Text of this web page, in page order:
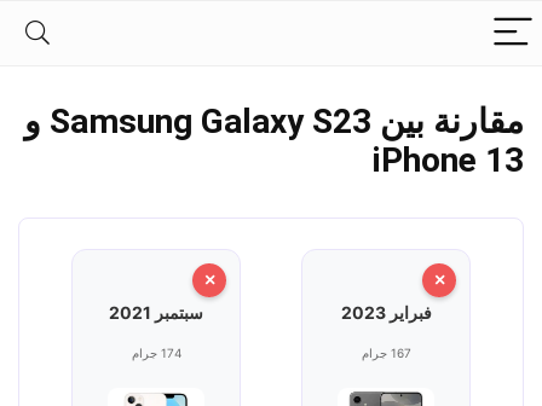
مقارنة بين Samsung Galaxy S23 و
iPhone 13
×
فبراير 2023
167 جرام
×
سبتمبر 2021
174 جرام